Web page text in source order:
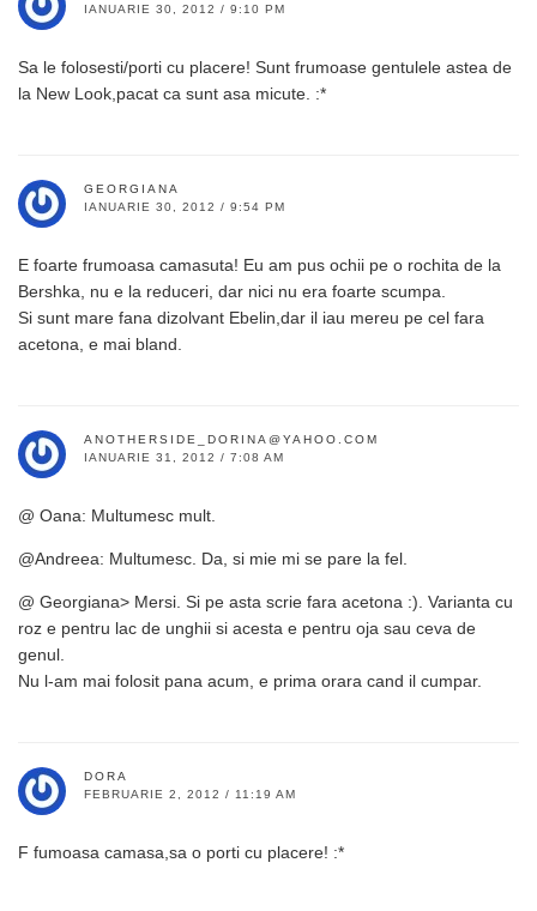
IANUARIE 30, 2012 / 9:10 PM
Sa le folosesti/porti cu placere! Sunt frumoase gentulele astea de
la New Look,pacat ca sunt asa micute. :*
GEORGIANA
IANUARIE 30, 2012 / 9:54 PM
E foarte frumoasa camasuta! Eu am pus ochii pe o rochita de la
Bershka, nu e la reduceri, dar nici nu era foarte scumpa.
Si sunt mare fana dizolvant Ebelin,dar il iau mereu pe cel fara
acetona, e mai bland.
ANOTHERSIDE_DORINA@YAHOO.COM
IANUARIE 31, 2012 / 7:08 AM
@ Oana: Multumesc mult.
@Andreea: Multumesc. Da, si mie mi se pare la fel.
@ Georgiana> Mersi. Si pe asta scrie fara acetona :). Varianta cu
roz e pentru lac de unghii si acesta e pentru oja sau ceva de
genul.
Nu l-am mai folosit pana acum, e prima orara cand il cumpar.
DORA
FEBRUARIE 2, 2012 / 11:19 AM
F fumoasa camasa,sa o porti cu placere! :*